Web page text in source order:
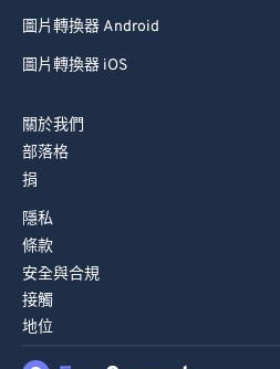
圖片轉換器 Android
圖片轉換器 iOS
關於我們
部落格
捐
隱私
條款
安全與合規
接觸
地位